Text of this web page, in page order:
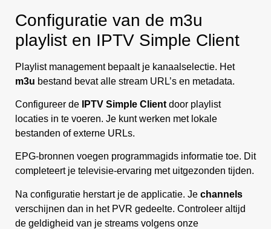
Configuratie van de m3u
playlist en IPTV Simple Client
Playlist management bepaalt je kanaalselectie. Het
m3u bestand bevat alle stream URL’s en metadata.
Configureer de IPTV Simple Client door playlist
locaties in te voeren. Je kunt werken met lokale
bestanden of externe URLs.
EPG-bronnen voegen programmagids informatie toe. Dit
completeert je televisie-ervaring met uitgezonden tijden.
Na configuratie herstart je de applicatie. Je channels
verschijnen dan in het PVR gedeelte. Controleer altijd
de geldigheid van je streams volgens onze